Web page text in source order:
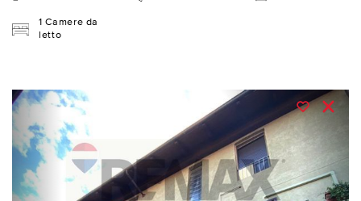
1 Camere da
letto